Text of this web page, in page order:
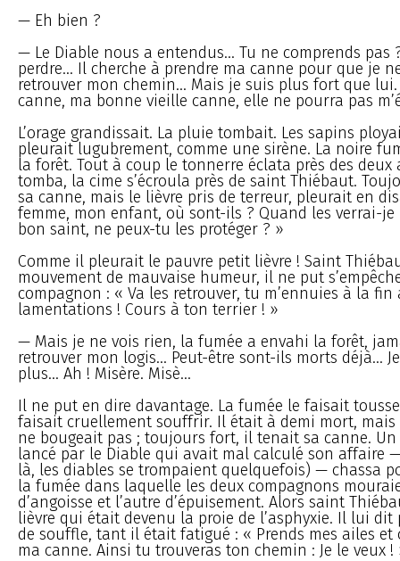
— Eh bien ?
— Le Diable nous a entendus... Tu ne comprends pas
perdre... Il cherche à prendre ma canne pour que je
retrouver mon chemin... Mais je suis plus fort que lui.
canne, ma bonne vieille canne, elle ne pourra pas
L’orage grandissait. La pluie tombait. Les sapins
pleurait lugubrement, comme une sirène. La noire
la forêt. Tout à coup le tonnerre éclata près des deux
tomba, la cime s’écroula près de saint Thiébaut.
sa canne, mais le lièvre pris de terreur, pleurait en
femme, mon enfant, où sont-ils ? Quand les verrai-je
bon saint, ne peux-tu les protéger ? »
Comme il pleurait le pauvre petit lièvre ! Saint
mouvement de mauvaise humeur, il ne put
compagnon : « Va les retrouver, tu m’ennuies à la fin
lamentations ! Cours à ton terrier ! »
— Mais je ne vois rien, la fumée a envahi la forêt,
retrouver mon logis... Peut-être sont-ils morts déjà...
plus... Ah ! Misère. Misè...
Il ne put en dire davantage. La fumée le faisait
faisait cruellement souffrir. Il était à demi mort,
ne bougeait pas ; toujours fort, il tenait sa canne. Un
lancé par le Diable qui avait mal calculé son affaire
là, les diables se trompaient quelquefois) — chassa
la fumée dans laquelle les deux compagnons
d’angoisse et l’autre d’épuisement. Alors saint
lièvre qui était devenu la proie de l’asphyxie. Il lui dit
de souffle, tant il était fatigué : « Prends mes ailes et
ma canne. Ainsi tu trouveras ton chemin : Je le veux !